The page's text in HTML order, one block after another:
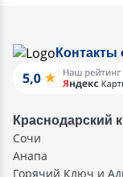
Краснодарский
Сочи
Анапа
Горячий Ключ и